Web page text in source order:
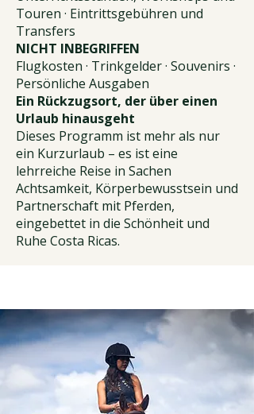
Touren · Eintrittsgebühren und
Transfers
NICHT INBEGRIFFEN
Flugkosten · Trinkgelder · Souvenirs ·
Persönliche Ausgaben
Ein Rückzugsort, der über einen
Urlaub hinausgeht
Dieses Programm ist mehr als nur
ein Kurzurlaub – es ist eine
lehrreiche Reise in Sachen
Achtsamkeit, Körperbewusstsein und
Partnerschaft mit Pferden,
eingebettet in die Schönheit und
Ruhe Costa Ricas.